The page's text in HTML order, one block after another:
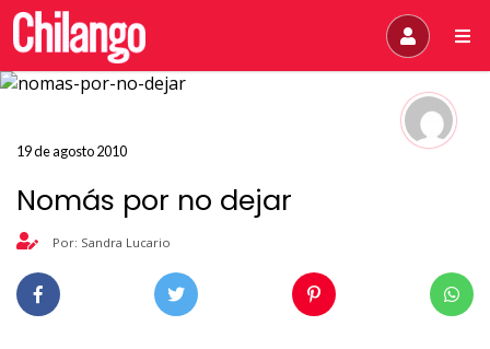
19 de agosto 2010
Nomás por no dejar
Por: Sandra Lucario